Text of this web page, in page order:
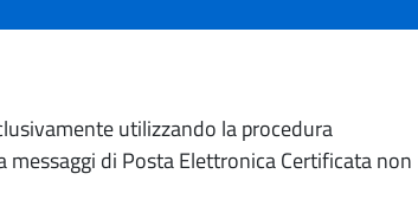
utilizzando la procedura
di Posta Elettronica Certificata non